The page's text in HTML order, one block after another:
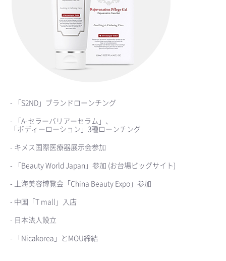
- 「S2ND」ブランドローンチング
- 「A-セラーバリアーセラム」、
「ボディーローション」3種ローンチング
- キメス国際医療器展示会参加
- 「Beauty World Japan」参加 (お台場ビッグサイト)
- 上海美容博覧会「China Beauty Expo」参加
- 中国「T mall」入店
- 日本法人設立
- 「Nicakorea」とMOU締結